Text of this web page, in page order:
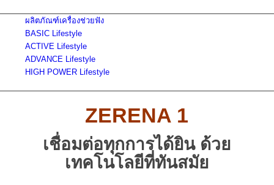
ผลิตภัณฑ์เครื่องช่วยฟัง
BASIC Lifestyle
ACTIVE Lifestyle
ADVANCE Lifestyle
HIGH POWER Lifestyle
ZERENA 1
เชื่อมต่อทุกการได้ยิน ด้วย
เทคโนโลยีที่ทันสมัย